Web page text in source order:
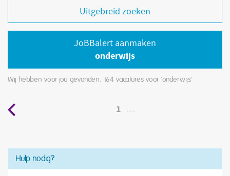
Uitgebreid zoeken
JoBBalert aanmaken
onderwijs
Wij hebben voor jou gevonden: 164 vacatures voor 'onderwijs'
1
Hulp nodig?